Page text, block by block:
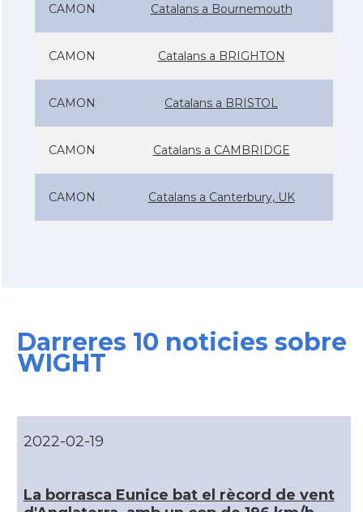
CAMON Catalans a Bournemouth
CAMON Catalans a BRIGHTON
CAMON Catalans a BRISTOL
CAMON Catalans a CAMBRIDGE
CAMON Catalans a Canterbury, UK
CAMON Catalans a CHELTENHAM
CAMON
Darreres 10 noticies sobre
WIGHT
2022-02-19
La borrasca Eunice bat el rècord de vent